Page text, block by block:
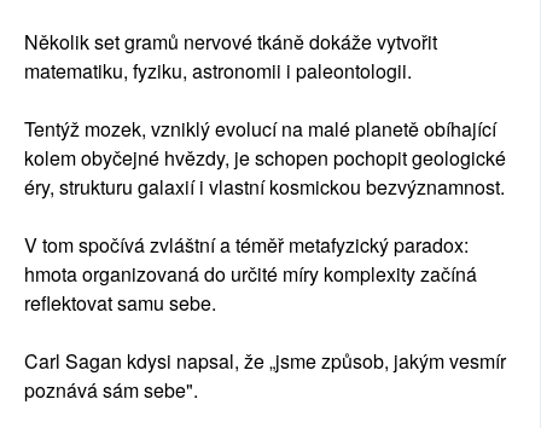
Několik set gramů nervové tkáně dokáže vytvořit
matematiku, fyziku, astronomii i paleontologii.
Tentýž mozek, vzniklý evolucí na malé planetě obíhající
kolem obyčejné hvězdy, je schopen pochopit geologické
éry, strukturu galaxií i vlastní kosmickou bezvýznamnost.
V tom spočívá zvláštní a téměř metafyzický paradox:
hmota organizovaná do určité míry komplexity začíná
reflektovat samu sebe.
Carl Sagan kdysi napsal, že „jsme způsob, jakým vesmír
poznává sám sebe".